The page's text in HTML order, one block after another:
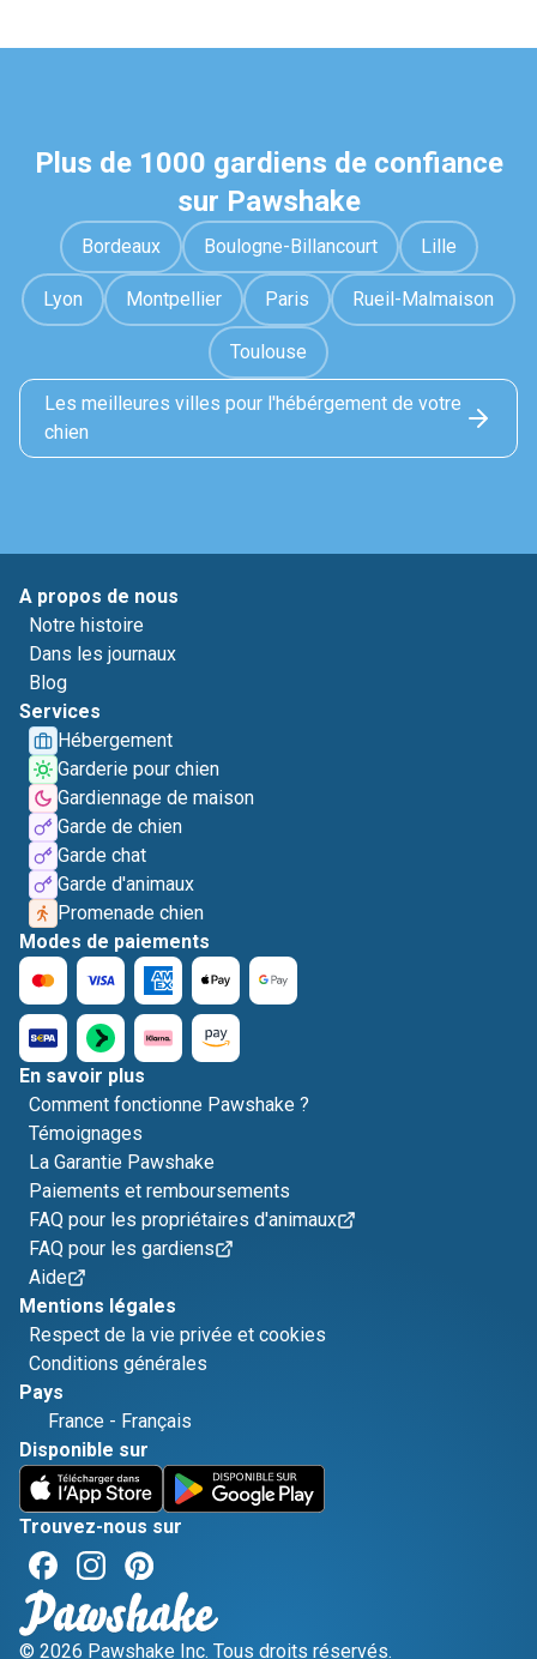
Plus de 1000 gardiens de confiance
sur Pawshake
Bordeaux Boulogne-Billancourt Lille
Lyon Montpellier Paris Rueil-Malmaison
Toulouse
Les meilleures villes pour l'hébérgement de votre
chien
A propos de nous
Notre histoire
Dans les journaux
Blog
Services
Hébergement
Garderie pour chien
Gardiennage de maison
Garde de chien
Garde chat
Garde d'animaux
Promenade chien
Modes de paiements
En savoir plus
Comment fonctionne Pawshake ?
Témoignages
La Garantie Pawshake
Paiements et remboursements
FAQ pour les propriétaires d'animaux
FAQ pour les gardiens
Aide
Mentions légales
Respect de la vie privée et cookies
Conditions générales
Pays
France - Français
Disponible sur
Trouvez-nous sur
© 2026 Pawshake Inc. Tous droits réservés.